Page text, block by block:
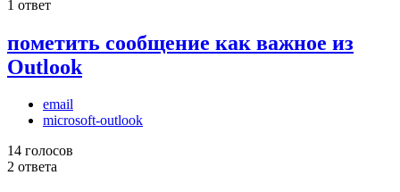
1 ответ
пометить сообщение как важное из
Outlook
email
microsoft-outlook
14 голосов
2 ответа